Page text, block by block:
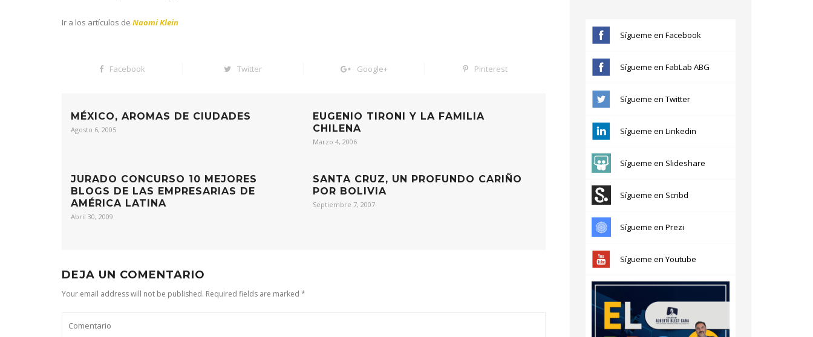
Ir a los artículos de Naomi Klein
Facebook Twitter Google+ Pinterest
MÉXICO, AROMAS DE CIUDADES
Agosto 6, 2005
EUGENIO TIRONI Y LA FAMILIA
CHILENA
Marzo 4, 2006
JURADO CONCURSO 10 MEJORES
BLOGS DE LAS EMPRESARIAS DE
AMÉRICA LATINA
Abril 30, 2009
SANTA CRUZ, UN PROFUNDO CARIÑO
POR BOLIVIA
Septiembre 7, 2007
DEJA UN COMENTARIO
Your email address will not be published. Required fields are marked *
Sígueme en Facebook
Sígueme en FabLab ABG
Sígueme en Twitter
Sígueme en Linkedin
Sígueme en Slideshare
Sígueme en Scribd
Sígueme en Prezi
Sígueme en Youtube